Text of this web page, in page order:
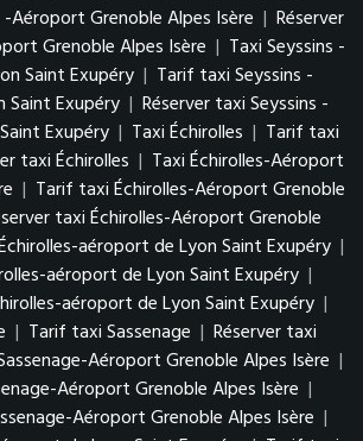
Aéroport Grenoble Alpes Isère | Réserver
Grenoble Alpes Isère | Taxi Seyssins -
Saint Exupéry | Tarif taxi Seyssins -
Exupéry | Réserver taxi Seyssins -
Exupéry | Taxi Échirolles | Tarif taxi
taxi Échirolles | Taxi Échirolles-Aéroport
| Tarif taxi Échirolles-Aéroport Grenoble
taxi Échirolles-Aéroport Grenoble
aéroport de Lyon Saint Exupéry |
aéroport de Lyon Saint Exupéry |
aéroport de Lyon Saint Exupéry |
| Tarif taxi Sassenage | Réserver taxi
Aéroport Grenoble Alpes Isère |
Aéroport Grenoble Alpes Isère |
Aéroport Grenoble Alpes Isère |